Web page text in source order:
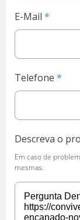
E-Mail
Telefone
Descreva o
Em caso de
mesmas.